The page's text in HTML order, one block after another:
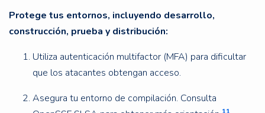
Protege tus entornos, incluyendo desarrollo,
construcción, prueba y distribución:
Utiliza autenticación multifactor (MFA) para dificultar
que los atacantes obtengan acceso.
Asegura tu entorno de compilación. Consulta